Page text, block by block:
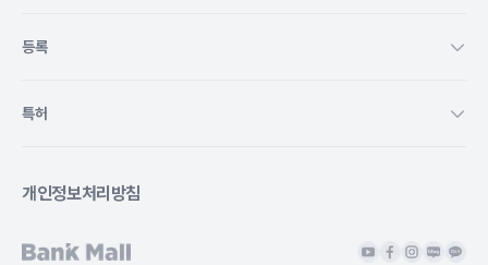
등록
특허
개인정보처리방침